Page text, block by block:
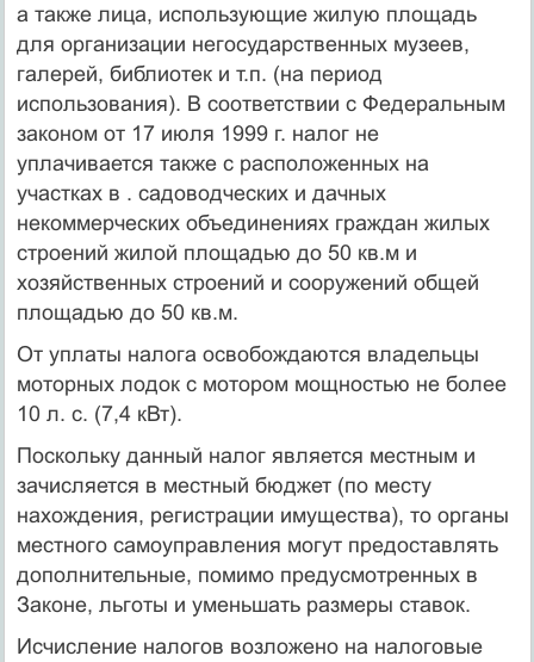
а также лица, исполь­зующие жилую площадь
для организации негосударственных музеев,
галерей, биб­лиотек и т.п. (на период
использования). В соответствии с Федеральным
законом от 17 июля 1999 г. налог не
уплачивается также с расположенных на
участках в . садоводческих и дачных
некоммерческих объединениях граждан жилых
строений жилой площадью до 50 кв.м и
хозяйственных строений и сооружений общей
пло­щадью до 50 кв.м.
От уплаты налога освобождаются владельцы
моторных лодок с мотором мощ­ностью не более
10 л. с. (7,4 кВт).
Поскольку данный налог является местным и
зачисляется в местный бюджет (по месту
нахождения, регистрации имущества), то органы
местного самоуправле­ния могут предоставлять
дополнительные, помимо предусмотренных в
Законе, льготы и уменьшать размеры ставок.
Исчисление налогов возложено на налоговые